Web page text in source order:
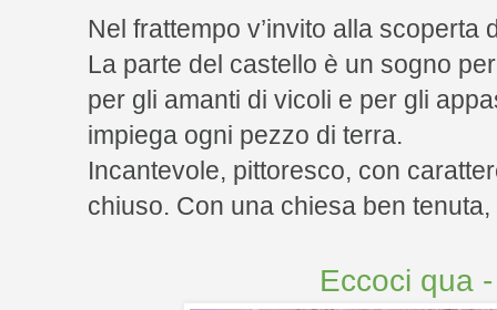
Nel frattempo v’invito alla scoperta
La parte del castello è un sogno
per gli amanti di vicoli e per gli
impiega ogni pezzo di terra.
Incantevole, pittoresco, con
chiuso. Con una chiesa ben
Eccoci qua